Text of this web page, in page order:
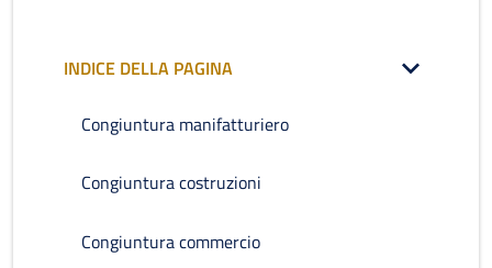
INDICE DELLA PAGINA
Congiuntura manifatturiero
Congiuntura costruzioni
Congiuntura commercio